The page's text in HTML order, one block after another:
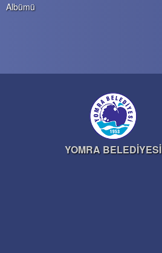
Albümü
YOMRA BELEDİYESİ